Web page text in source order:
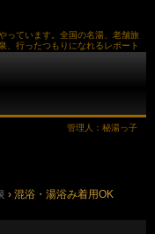
っています。全国の名湯、老舗旅
、行ったつもりになれるレポート
管理人：秘湯っ子
› 混浴・湯浴み着用OK